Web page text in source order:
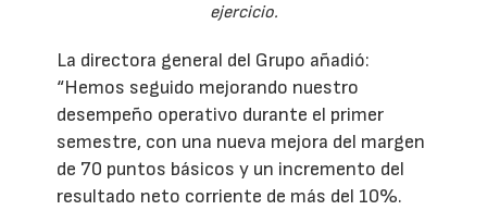
ejercicio.
La directora general del Grupo añadió:
“Hemos seguido mejorando nuestro
desempeño operativo durante el primer
semestre, con una nueva mejora del margen
de 70 puntos básicos y un incremento del
resultado neto corriente de más del 10%.